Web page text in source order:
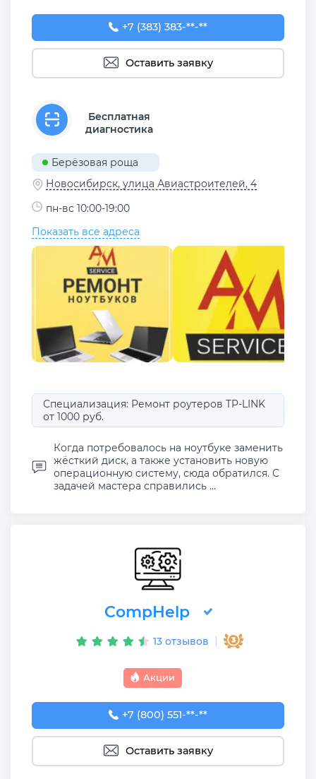
+7 (383) 383-65-03
+7 (383) 383-**-**
Оставить заявку
Бесплатная
диагностика
Берёзовая роща
Новосибирск, улица Авиастроителей, 4
пн-вс 10:00-19:00
Показать все адреса
Специализация: Ремонт роутеров TP-LINK
от 1000 руб.
Когда потребовалось на ноутбуке заменить
жёсткий диск, а также установить новую
операционную систему, сюда обратился. С
задачей мастера справились ...
CompHelp
13 отзывов
Акции
+7 (800) 551-74-09
+7 (800) 551-**-**
Оставить заявку